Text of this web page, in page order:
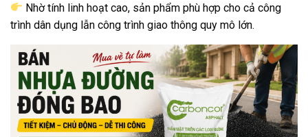
Nhờ tính linh hoạt cao, sản phẩm phù hợp cho cả công
trình dân dụng lẫn công trình giao thông quy mô lớn.